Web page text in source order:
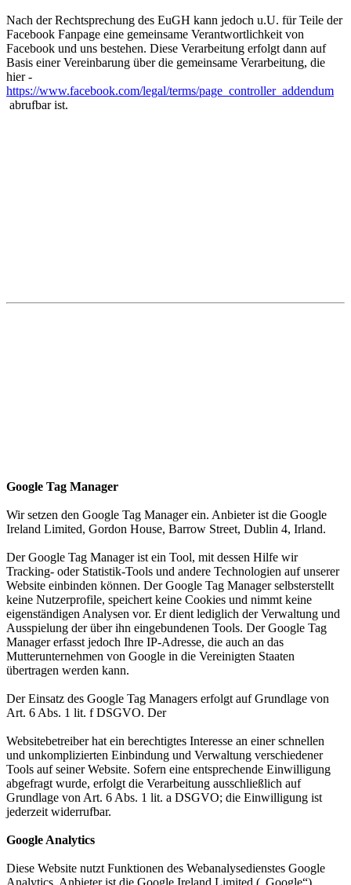
Nach der Rechtsprechung des EuGH kann jedoch u.U. für Teile der
Facebook Fanpage eine gemeinsame Verantwortlichkeit von
Facebook und uns bestehen. Diese Verarbeitung erfolgt dann auf
Basis einer Vereinbarung über die gemeinsame Verarbeitung, die
hier -
https://www.facebook.com/legal/terms/page_controller_addendum
abrufbar ist.
Google Tag Manager
Wir setzen den Google Tag Manager ein. Anbieter ist die Google
Ireland Limited, Gordon House, Barrow Street, Dublin 4, Irland.
Der Google Tag Manager ist ein Tool, mit dessen Hilfe wir
Tracking- oder Statistik-Tools und andere Technologien auf unserer
Website einbinden können. Der Google Tag Manager selbsterstellt
keine Nutzerprofile, speichert keine Cookies und nimmt keine
eigenständigen Analysen vor. Er dient lediglich der Verwaltung und
Ausspielung der über ihn eingebundenen Tools. Der Google Tag
Manager erfasst jedoch Ihre IP-Adresse, die auch an das
Mutterunternehmen von Google in die Vereinigten Staaten
übertragen werden kann.
Der Einsatz des Google Tag Managers erfolgt auf Grundlage von
Art. 6 Abs. 1 lit. f DSGVO. Der
Websitebetreiber hat ein berechtigtes Interesse an einer schnellen
und unkomplizierten Einbindung und Verwaltung verschiedener
Tools auf seiner Website. Sofern eine entsprechende Einwilligung
abgefragt wurde, erfolgt die Verarbeitung ausschließlich auf
Grundlage von Art. 6 Abs. 1 lit. a DSGVO; die Einwilligung ist
jederzeit widerrufbar.
Google Analytics
Diese Website nutzt Funktionen des Webanalysedienstes Google